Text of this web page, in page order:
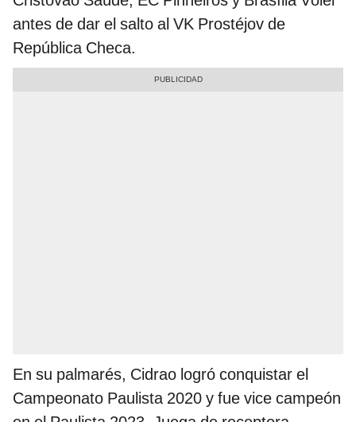
antes de dar el salto al VK Prostéjov de
República Checa.
En su palmarés, Cidrao logró conquistar el
Campeonato Paulista 2020 y fue vice campeón